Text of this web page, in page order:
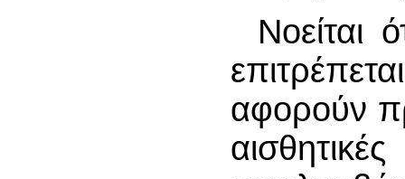
Νοείται
αφορούν